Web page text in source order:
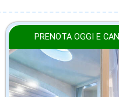
PRENOTA OGGI E
in offerta da